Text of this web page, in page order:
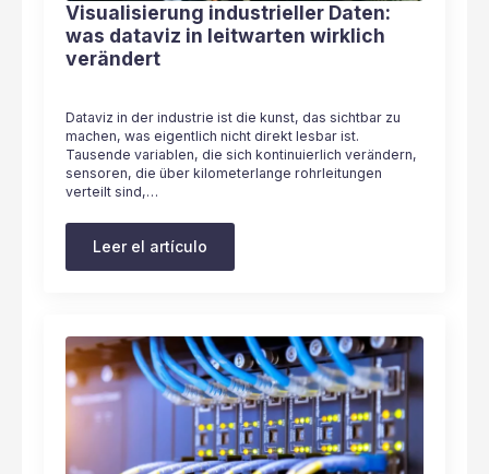
Visualisierung industrieller Daten:
was dataviz in leitwarten wirklich
verändert
Dataviz in der industrie ist die kunst, das sichtbar zu
machen, was eigentlich nicht direkt lesbar ist.
Tausende variablen, die sich kontinuierlich verändern,
sensoren, die über kilometerlange rohrleitungen
verteilt sind,…
Leer el artículo